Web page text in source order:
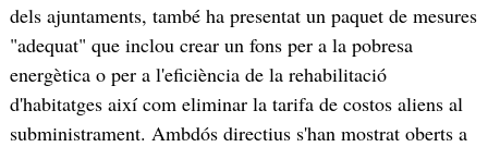
dels ajuntaments, també ha presentat un paquet de mesures
"adequat" que inclou crear un fons per a la pobresa
energètica o per a l'eficiència de la rehabilitació
d'habitatges així com eliminar la tarifa de costos aliens al
subministrament. Ambdós directius s'han mostrat oberts a